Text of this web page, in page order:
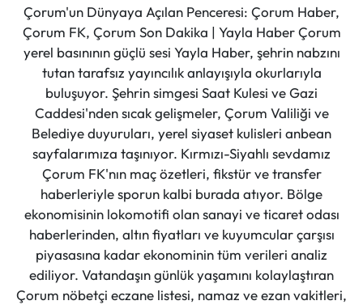
Çorum'un Dünyaya Açılan Penceresi: Çorum Haber,
Çorum FK, Çorum Son Dakika | Yayla Haber Çorum
yerel basınının güçlü sesi Yayla Haber, şehrin nabzını
tutan tarafsız yayıncılık anlayışıyla okurlarıyla
buluşuyor. Şehrin simgesi Saat Kulesi ve Gazi
Caddesi'nden sıcak gelişmeler, Çorum Valiliği ve
Belediye duyuruları, yerel siyaset kulisleri anbean
sayfalarımıza taşınıyor. Kırmızı-Siyahlı sevdamız
Çorum FK'nın maç özetleri, fikstür ve transfer
haberleriyle sporun kalbi burada atıyor. Bölge
ekonomisinin lokomotifi olan sanayi ve ticaret odası
haberlerinden, altın fiyatları ve kuyumcular çarşısı
piyasasına kadar ekonominin tüm verileri analiz
ediliyor. Vatandaşın günlük yaşamını kolaylaştıran
Çorum nöbetçi eczane listesi, namaz ve ezan vakitleri,